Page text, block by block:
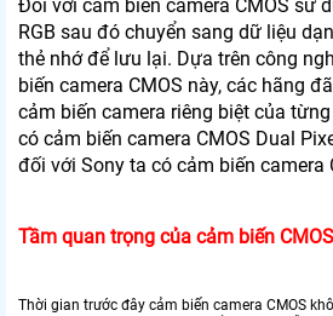
Đối với cảm biến camera CMOS sử
RGB sau đó chuyển sang dữ liệu
thẻ nhớ để lưu lại. Dựa trên công
biến camera CMOS này, các hãng
cảm biến camera riêng biệt của
có cảm biến camera CMOS Dual
đối với Sony ta có cảm biến camera
Tầm quan trọng của cảm biến CMOS
Thời gian trước đây cảm biến camera CMOS